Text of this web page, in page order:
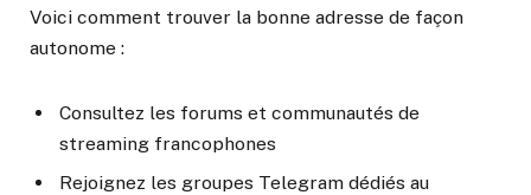
Voici comment trouver la bonne adresse de façon
autonome :
Consultez les forums et communautés de
streaming francophones
Rejoignez les groupes Telegram dédiés au